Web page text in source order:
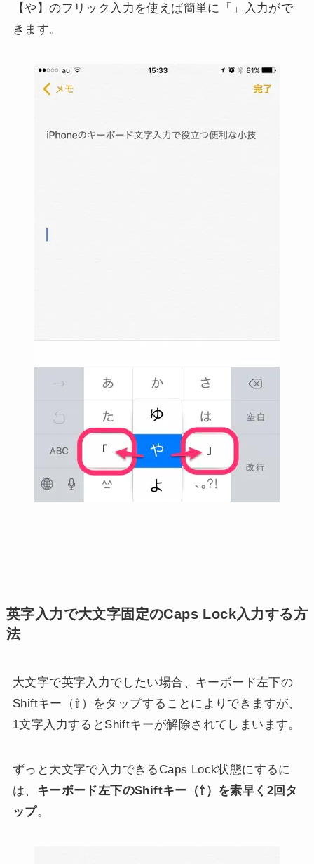
【や】のフリック入力を使えば簡単に「」入力がで
きます。
英字入力で大文字固定のCaps Lock入力する方
法
大文字で英字入力でしたい場合、キーボード左下の
Shiftキー（⇧）をタップすることによりできますが、
1文字入力するとShiftキーが解除されてしまいます。
ずっと大文字で入力できるCaps Lock状態にするに
は、 キーボード左下のShiftキー（⇧）を素早く2回タ
ップ。